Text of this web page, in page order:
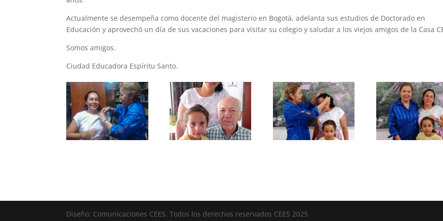
Actualmente se desempeña como docente del magisterio en Bogotá, adelanta sus estudios de Doctorado en
Educación y aprovechó un día de sus vacaciones para visitar su colegio y saludar a los viejos amigos de la Casa
Somos amigos.
Ciudad Educadora Espíritu Santo.
Diseño: Comunicaciones CEES. Todos los derechos reservados CEES 2025